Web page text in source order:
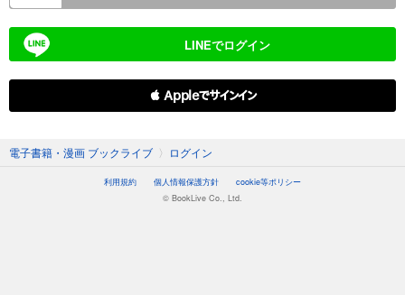
LINEでログイン
 Appleでサインイン
電子書籍・漫画 ブックライブ 〉 ログイン
利用規約 個人情報保護方針
cookie等ポリシー
© BookLive Co., Ltd.